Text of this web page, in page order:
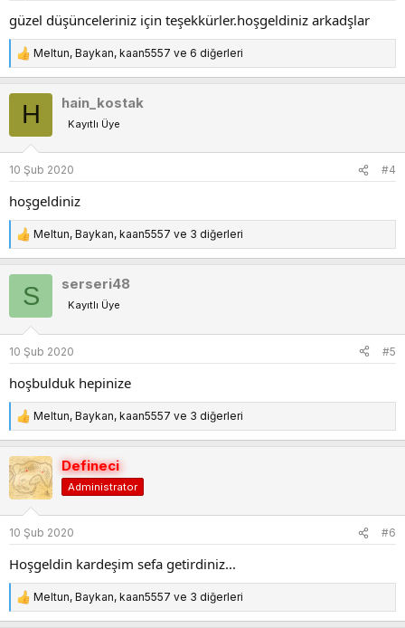
güzel düşünceleriniz için teşekkürler.hoşgeldiniz arkadşlar
T
e
p
l
e
r
Meltun, Baykan, kaan5557 ve 6 diğerleri
H hain_kostak
Kayıtlı Üye
10 Şub 2020 #4
hoşgeldiniz
T
e
p
l
e
r
Meltun, Baykan, kaan5557 ve 3 diğerleri
S serseri48
Kayıtlı Üye
10 Şub 2020 #5
hoşbulduk hepinize
T
e
p
k
i
l
e
r
Meltun, Baykan, kaan5557 ve 3 diğerleri
Defineci
Administrator
10 Şub 2020 #6
Hoşgeldin kardeşim sefa getirdiniz...
T
e
Meltun, Baykan, kaan5557 ve 3 diğerleri